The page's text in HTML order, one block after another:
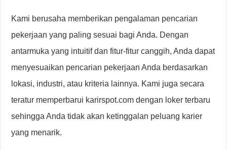
Kami berusaha memberikan pengalaman pencarian
pekerjaan yang paling sesuai bagi Anda. Dengan
antarmuka yang intuitif dan fitur-fitur canggih, Anda dapat
menyesuaikan pencarian pekerjaan Anda berdasarkan
lokasi, industri, atau kriteria lainnya. Kami juga secara
teratur memperbarui karirspot.com dengan loker terbaru
sehingga Anda tidak akan ketinggalan peluang karier
yang menarik.